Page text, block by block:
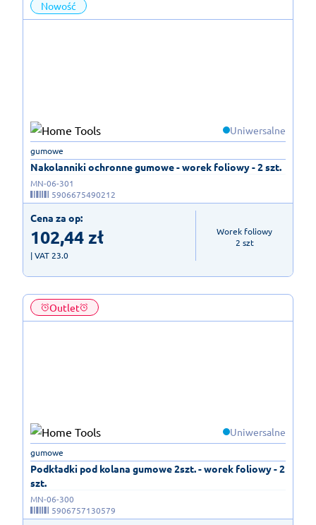
Nowość
Uniwersalne
Nakolanniki ochronne gumowe - worek foliowy - 2 szt.
gumowe
MN-06-301
5906675490212
Cena za op:
102,44zł
| VAT 23.0
Worek foliowy
2 szt
Outlet
Uniwersalne
Podkładki pod kolana gumowe 2szt. - worek foliowy - 2
szt.
gumowe
MN-06-300
5906757130579